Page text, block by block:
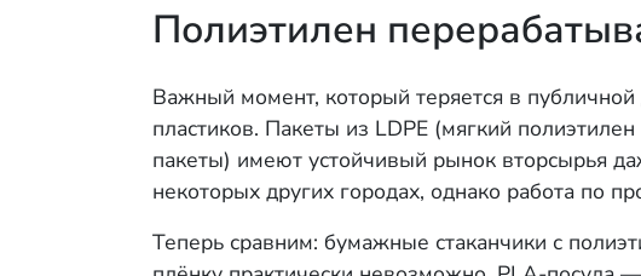
Полиэтилен
Важный момент, который теряется в
пластиков. Пакеты из LDPE (мягкий
пакеты) имеют устойчивый рынок вторсырья
некоторых других городах, однако работа по
Теперь сравним: бумажные стаканчики с